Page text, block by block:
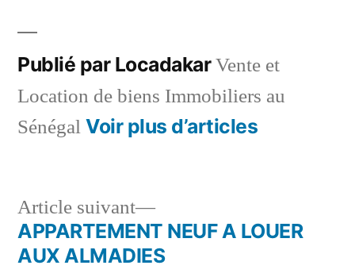
Publié par LocadakarVente et
Location de biens Immobiliers au
Sénégal Voir plus d’articles
Navigation
Article suivant
Article
suivant :
APPARTEMENT NEUF A LOUER
AUX ALMADIES